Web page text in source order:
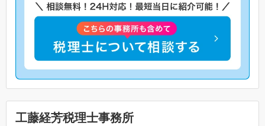
工藤経芳税理士事務所